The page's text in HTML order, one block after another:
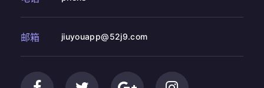
邮箱 jiuyouapp@52j9.com